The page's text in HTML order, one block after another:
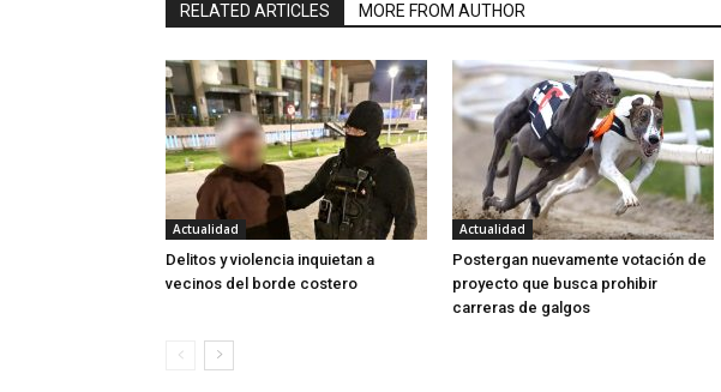
RELATED ARTICLES MORE FROM AUTHOR
Actualidad
Delitos y violencia inquietan a
vecinos del borde costero
Actualidad
Postergan nuevamente votación de
proyecto que busca prohibir
carreras de galgos